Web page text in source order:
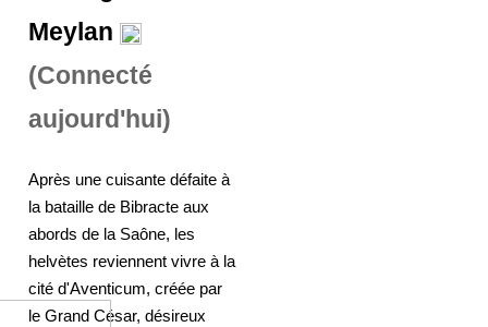
Meylan
(Connecté
aujourd'hui)
Après une cuisante défaite à
la bataille de Bibracte aux
abords de la Saône, les
helvètes reviennent vivre à la
cité d'Aventicum, créée par
le Grand César, désireux